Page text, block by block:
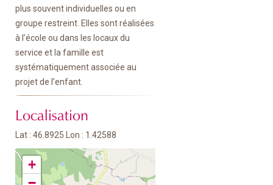
plus souvent individuelles ou en
groupe restreint. Elles sont réalisées
à l’école ou dans les locaux du
service et la famille est
systématiquement associée au
projet de l’enfant.
Localisation
Lat : 46.8925 Lon : 1.42588
+